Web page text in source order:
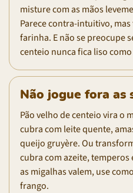
misture com as mãos
Parece contra-intuitivo,
farinha. E não se preocupe
centeio nunca fica liso
Não jogue fora as
Pão velho de centeio vira o
cubra com leite quente,
queijo gruyère. Ou
cubra com azeite, temperos
as migalhas valem, use
frango.